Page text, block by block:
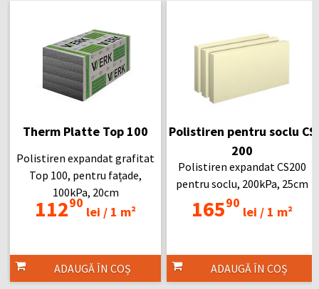
Therm Platte Top 100
Polistiren expandat grafitat
Top 100, pentru fațade,
100kPa, 20cm
11290
lei / 1 m²
ADAUGĂ ÎN COȘ
Polistiren pentru soclu CS
200
Polistiren expandat CS200
pentru soclu, 200kPa, 25cm
16590
lei / 1 m²
ADAUGĂ ÎN COȘ